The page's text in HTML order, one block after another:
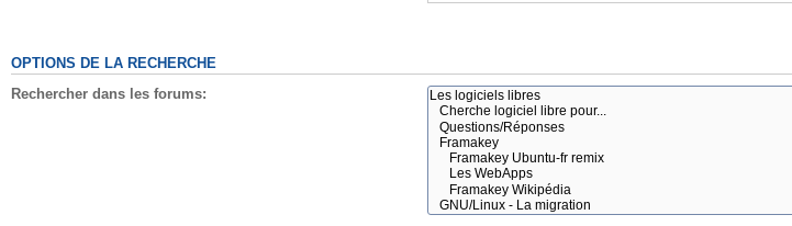
OPTIONS DE LA RECHERCHE
Rechercher dans les forums: